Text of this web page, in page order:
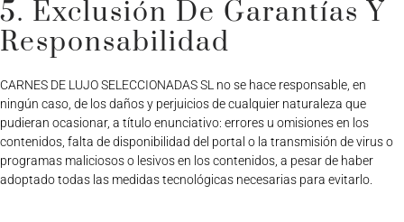
5. Exclusión De Garantías Y
Responsabilidad
CARNES DE LUJO SELECCIONADAS SL no se hace responsable, en
ningún caso, de los daños y perjuicios de cualquier naturaleza que
pudieran ocasionar, a título enunciativo: errores u omisiones en los
contenidos, falta de disponibilidad del portal o la transmisión de virus o
programas maliciosos o lesivos en los contenidos, a pesar de haber
adoptado todas las medidas tecnológicas necesarias para evitarlo.